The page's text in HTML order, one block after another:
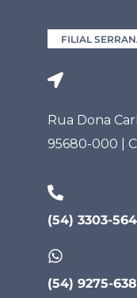
FILIAL
Rua Dona
95680-000 |
(54) 3303-
(54) 9275-